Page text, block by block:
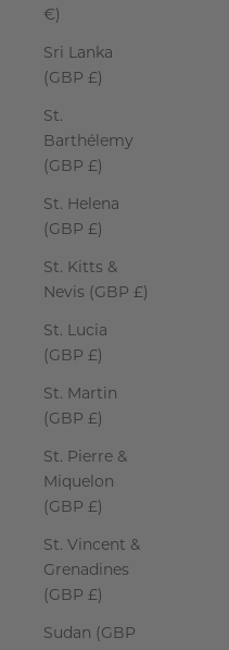
€)
Sri Lanka
(GBP £)
St.
Barthélemy
(GBP £)
St. Helena
(GBP £)
St. Kitts &
Nevis (GBP £)
St. Lucia
(GBP £)
St. Martin
(GBP £)
St. Pierre &
Miquelon
(GBP £)
St. Vincent &
Grenadines
(GBP £)
Sudan (GBP